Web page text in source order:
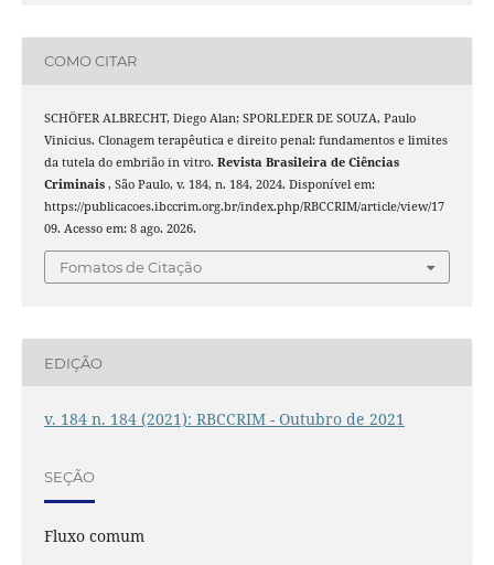
COMO CITAR
SCHÖFER ALBRECHT, Diego Alan; SPORLEDER DE SOUZA, Paulo
Vinicius. Clonagem terapêutica e direito penal: fundamentos e limites
da tutela do embrião in vitro. Revista Brasileira de Ciências
Criminais , São Paulo, v. 184, n. 184, 2024. Disponível em:
https://publicacoes.ibccrim.org.br/index.php/RBCCRIM/article/view/17
09. Acesso em: 8 ago. 2026.
Fomatos de Citação
EDIÇÃO
v. 184 n. 184 (2021): RBCCRIM - Outubro de 2021
SEÇÃO
Fluxo comum